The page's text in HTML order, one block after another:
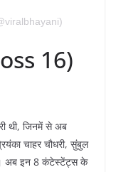
16)
थी, जिनमें से अब
चाहर चौधरी, सुंबुल
अब इन 8 कंटेस्टेंट्स के